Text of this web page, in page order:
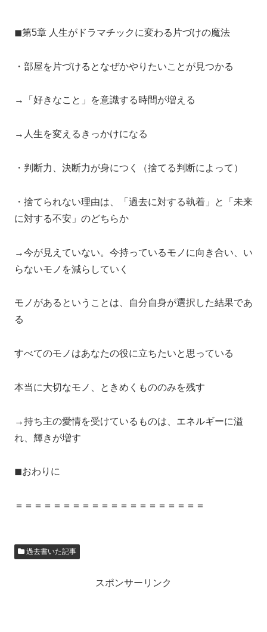
◼︎第5章 人生がドラマチックに変わる片づけの魔法
・部屋を片づけるとなぜかやりたいことが見つかる
→「好きなこと」を意識する時間が増える
→人生を変えるきっかけになる
・判断力、決断力が身につく（捨てる判断によって）
・捨てられない理由は、「過去に対する執着」と「未来
に対する不安」のどちらか
→今が見えていない。今持っているモノに向き合い、い
らないモノを減らしていく
モノがあるということは、自分自身が選択した結果であ
る
すべてのモノはあなたの役に立ちたいと思っている
本当に大切なモノ、ときめくもののみを残す
→持ち主の愛情を受けているものは、エネルギーに溢
れ、輝きが増す
◼︎おわりに
＝＝＝＝＝＝＝＝＝＝＝＝＝＝＝＝＝＝＝＝
過去書いた記事
スポンサーリンク